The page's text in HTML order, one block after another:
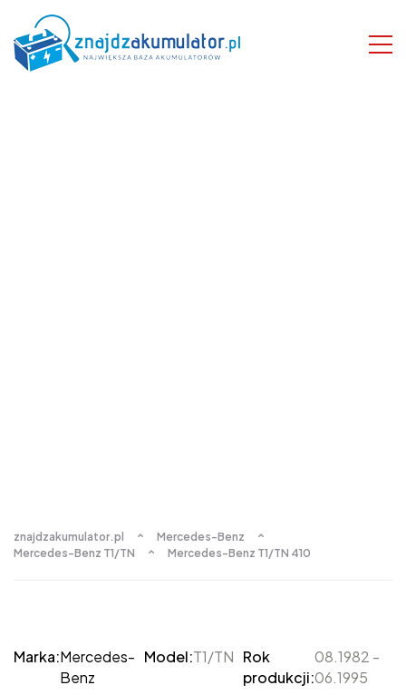
znajdzakumulator.pl
Mercedes-Benz
Mercedes-Benz T1/TN
Mercedes-Benz T1/TN 410
Marka:Mercedes-
Benz
Model:T1/TN Rok
produkcji:
08.1982 -
06.1995